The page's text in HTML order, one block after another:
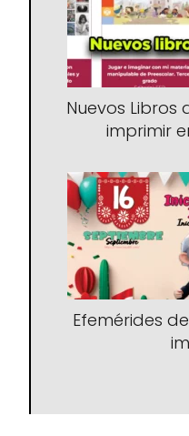
Nuevos
imprimir
Efemérides